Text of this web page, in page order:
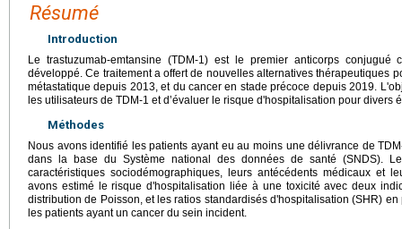
Résumé
Introduction
Le trastuzumab-emtansine (TDM-1) est le premier anticorps
développé. Ce traitement a offert de nouvelles alternatives thérapeutiques
métastatique depuis 2013, et du cancer en stade précoce depuis 2019.
les utilisateurs de TDM-1 et d’évaluer le risque d'hospitalisation pour divers
Méthodes
Nous avons identifié les patients ayant eu au moins une délivrance de
dans la base du Système national des données de santé (SNDS).
caractéristiques sociodémographiques, leurs antécédents médicaux et
avons estimé le risque d'hospitalisation liée à une toxicité avec deux
distribution de Poisson, et les ratios standardisés d'hospitalisation (SHR)
les patients ayant un cancer du sein incident.